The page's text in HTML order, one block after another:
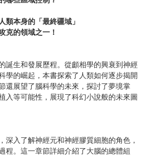
類本身的「最終疆域」
克的領域之一！
誕生和發展歷程。從顱相學的興衰到神經
學的崛起，本書探索了人類如何逐步揭開
還展望了腦科學的未來，探討了夢境掌
入等可能性，展現了科幻小說般的未來圖
深入了解神經元和神經膠質細胞的角色，
程。這一章節詳細介紹了大腦的總體組